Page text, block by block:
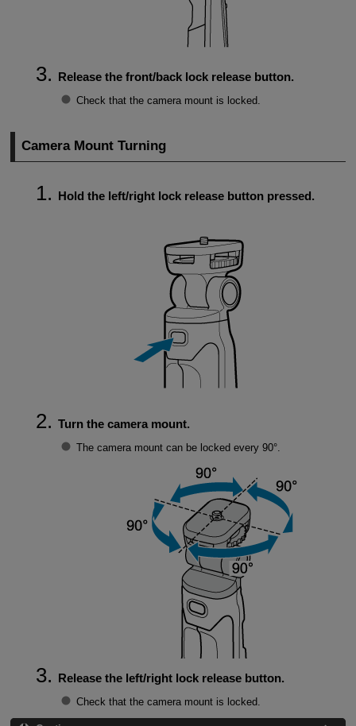
Release the front/back lock release button.
Check that the camera mount is locked.
Camera Mount Turning
Hold the left/right lock release button pressed.
Turn the camera mount.
The camera mount can be locked every 90°.
Release the left/right lock release button.
Check that the camera mount is locked.